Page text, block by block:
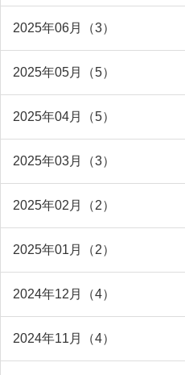
2025年06月（3）
2025年05月（5）
2025年04月（5）
2025年03月（3）
2025年02月（2）
2025年01月（2）
2024年12月（4）
2024年11月（4）